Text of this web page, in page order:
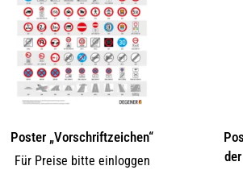
Poster „Vorschriftzeichen“
Für Preise bitte einloggen